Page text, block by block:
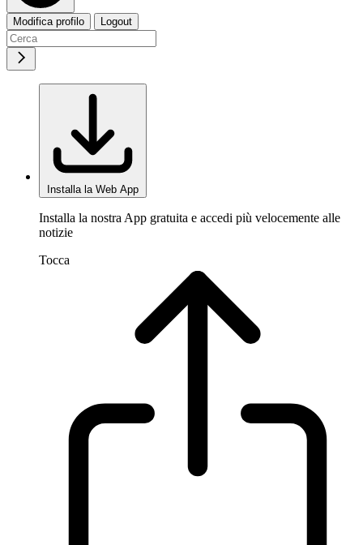
Modifica profilo Logout
Installa la Web App
Installa la nostra App gratuita e accedi più velocemente alle
notizie
Tocca